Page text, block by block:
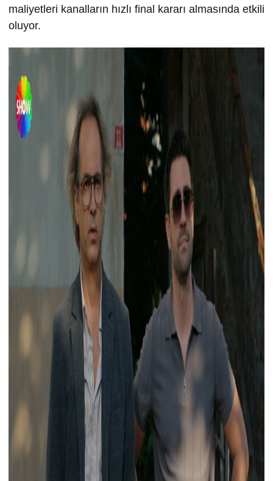
maliyetleri kanalların hızlı final kararı almasında etkili
oluyor.